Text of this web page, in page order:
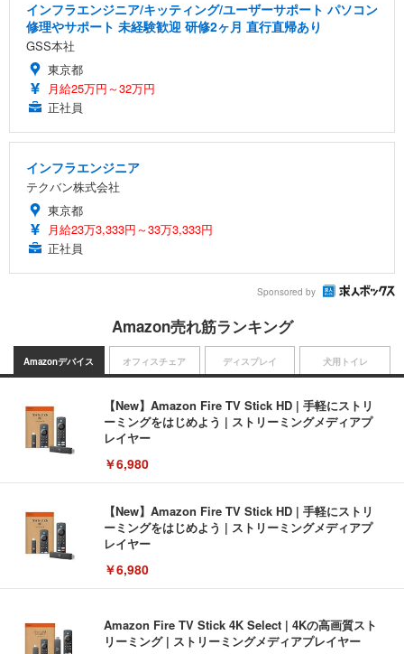
インフラエンジニア/キッティング/ユーザーサポート パソコン
修理やサポート 未経験歓迎 研修2ヶ月 直行直帰あり
GSS本社
東京都
月給25万円～32万円
正社員
インフラエンジニア
テクバン株式会社
東京都
月給23万3,333円～33万3,333円
正社員
Sponsored by
Amazon売れ筋ランキング
Amazonデバイス
【New】Amazon Fire TV Stick HD | 手軽にストリ
ーミングをはじめよう | ストリーミングメディアプ
レイヤー
￥6,980
【New】Amazon Fire TV Stick HD | 手軽にストリ
ーミングをはじめよう | ストリーミングメディアプ
レイヤー
￥6,980
Amazon Fire TV Stick 4K Select | 4Kの高画質スト
リーミング | ストリーミングメディアプレイヤー
オフィスチェア ディスプレイ 犬用トイレ